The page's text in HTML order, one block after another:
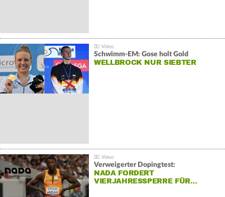
Schwimm-EM: Gose holt Gold
WELLBROCK NUR SIEBTER
Verweigerter Dopingtest:
NADA FORDERT
VIERJAHRESSPERRE FÜR…